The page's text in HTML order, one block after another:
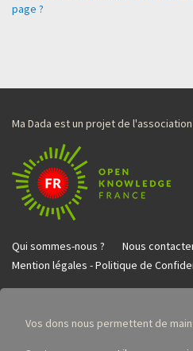
page ?
Ma Dada est un projet de
Qui sommes-nous ? Nous
Mention légales - Politique de
Vos dons nous permettent de